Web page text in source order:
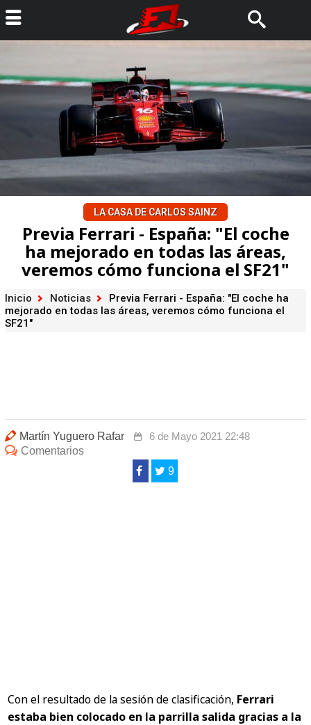
LA CASA DE CARLOS SAINZ
Previa Ferrari - España: "El coche
ha mejorado en todas las áreas,
veremos cómo funciona el SF21"
Inicio Noticias
Previa Ferrari - España: "El coche ha
mejorado en todas las áreas, veremos cómo funciona el
SF21"
Martín Yuguero Rafar
6 de Mayo 2021 22:48
Comentarios
9
Con el resultado de la sesión de clasificación, Ferrari
estaba bien colocado en la parrilla salida gracias a la